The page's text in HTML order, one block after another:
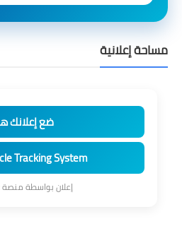
مساحة إعلانية
ضع إعلانك
Tracking System
إعلان بواسطة منصة Faniaat